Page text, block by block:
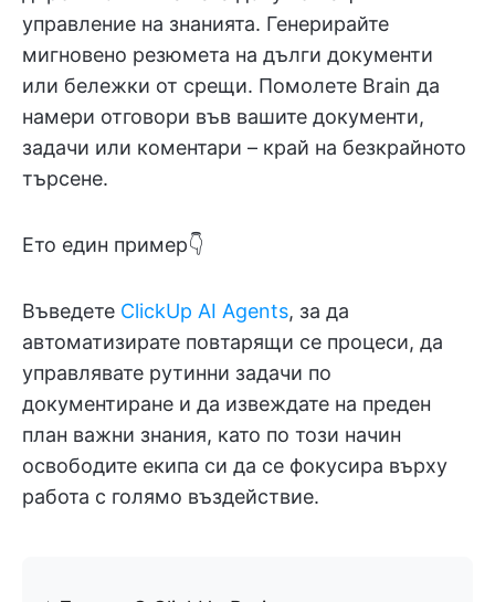
управление на знанията. Генерирайте
мигновено резюмета на дълги документи
или бележки от срещи. Помолете Brain да
намери отговори във вашите документи,
задачи или коментари – край на безкрайното
търсене.
Ето един пример👇
Въведете ClickUp AI Agents, за да
автоматизирате повтарящи се процеси, да
управлявате рутинни задачи по
документиране и да извеждате на преден
план важни знания, като по този начин
освободите екипа си да се фокусира върху
работа с голямо въздействие.